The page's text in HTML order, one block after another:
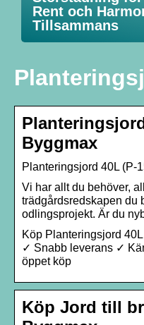
Rent och
Tillsammans
Byggmax
Planteringsjord 40L (P-
Vi har allt du behöver,
trädgårdsredskapen du
odlingsprojekt. Är du
Köp Planteringsjord
✓ Snabb leverans ✓
öppet köp
Köp Jord till